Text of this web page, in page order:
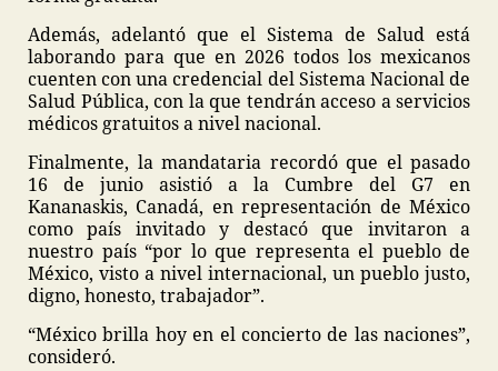
Además, adelantó que el Sistema de Salud está
laborando para que en 2026 todos los mexicanos
cuenten con una credencial del Sistema Nacional de
Salud Pública, con la que tendrán acceso a servicios
médicos gratuitos a nivel nacional.
Finalmente, la mandataria recordó que el pasado
16 de junio asistió a la Cumbre del G7 en
Kananaskis, Canadá, en representación de México
como país invitado y destacó que invitaron a
nuestro país “por lo que representa el pueblo de
México, visto a nivel internacional, un pueblo justo,
digno, honesto, trabajador”.
“México brilla hoy en el concierto de las naciones”,
consideró.